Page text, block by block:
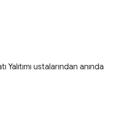
ustalarından anında